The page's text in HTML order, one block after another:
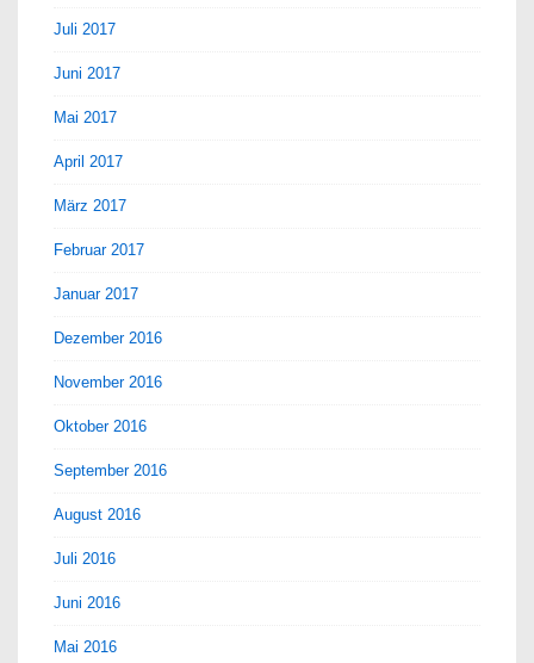
Juli 2017
Juni 2017
Mai 2017
April 2017
März 2017
Februar 2017
Januar 2017
Dezember 2016
November 2016
Oktober 2016
September 2016
August 2016
Juli 2016
Juni 2016
Mai 2016